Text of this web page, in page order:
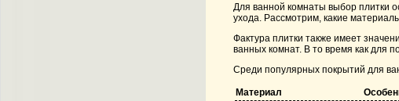
Для ванной комнаты выбор плитки
ухода. Рассмотрим, какие
Фактура плитки также имеет
ванных комнат. В то время как для
Среди популярных покрытий для
Материал